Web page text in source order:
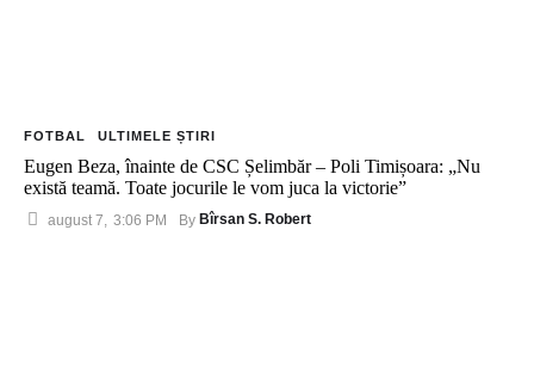
FOTBAL ULTIMELE ȘTIRI
Eugen Beza, înainte de CSC Șelimbăr – Poli Timișoara: „Nu
există teamă. Toate jocurile le vom juca la victorie”
august 7 3:06 PM By Bîrsan S. Robert